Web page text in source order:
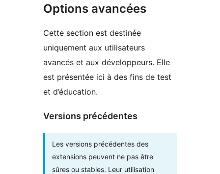
Options avancées
Cette section est destinée
uniquement aux utilisateurs
avancés et aux développeurs. Elle
est présentée ici à des fins de test
et d’éducation.
Versions précédentes
Les versions précédentes des
extensions peuvent ne pas être
sûres ou stables. Leur utilisation